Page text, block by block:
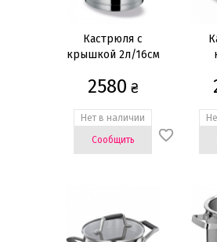
Цвет
Зеленый (3)
Красный (5)
Прозрачный
Серебристый
Показать всё
Кастрюля с
крышкой 2л/16см
2580 ₴
Нет в наличии
Сообщить